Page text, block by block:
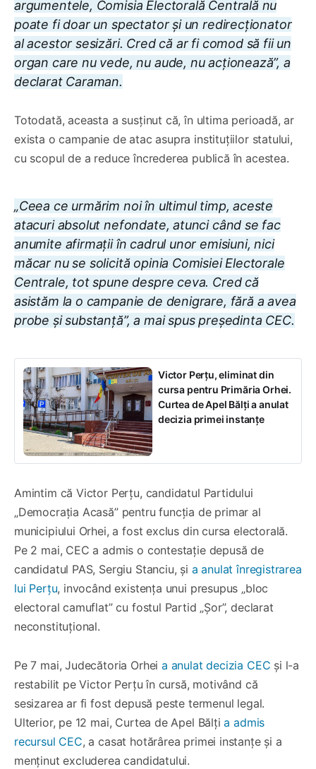
argumentele, Comisia Electorală Centrală nu
poate fi doar un spectator și un redirecționator
al acestor sesizări. Cred că ar fi comod să fii un
organ care nu vede, nu aude, nu acționează”, a
declarat Caraman.
Totodată, aceasta a susținut că, în ultima perioadă, ar
exista o campanie de atac asupra instituțiilor statului,
cu scopul de a reduce încrederea publică în acestea.
„Ceea ce urmărim noi în ultimul timp, aceste
atacuri absolut nefondate, atunci când se fac
anumite afirmații în cadrul unor emisiuni, nici
măcar nu se solicită opinia Comisiei Electorale
Centrale, tot spune despre ceva. Cred că
asistăm la o campanie de denigrare, fără a avea
probe și substanță”, a mai spus președinta CEC.
Victor Perțu, eliminat din
cursa pentru Primăria Orhei.
Curtea de Apel Bălți a anulat
decizia primei instanțe
Amintim că Victor Perțu, candidatul Partidului
„Democrația Acasă” pentru funcția de primar al
municipiului Orhei, a fost exclus din cursa electorală.
Pe 2 mai, CEC a admis o contestație depusă de
candidatul PAS, Sergiu Stanciu, și a anulat înregistrarea
lui Perțu, invocând existența unui presupus „bloc
electoral camuflat” cu fostul Partid „Șor”, declarat
neconstituțional.
Pe 7 mai, Judecătoria Orhei a anulat decizia CEC și l-a
restabilit pe Victor Perțu în cursă, motivând că
sesizarea ar fi fost depusă peste termenul legal.
Ulterior, pe 12 mai, Curtea de Apel Bălția admis
recursul CEC, a casat hotărârea primei instanțe și a
menținut excluderea candidatului.